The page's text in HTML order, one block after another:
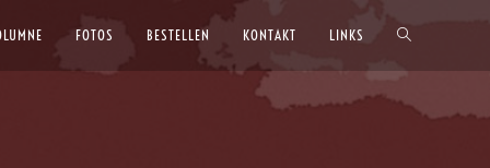
FOTOS BESTELLEN KONTAKT LINKS